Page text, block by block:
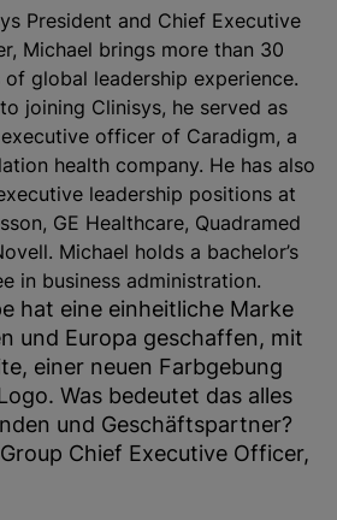
President and Chief Executive
Michael brings more than 30
of global leadership experience.
joining Clinisys, he served as
officer of Caradigm, a
health company. He has also
leadership positions at
GE Healthcare, Quadramed
Michael holds a bachelor’s
in business administration.
hat eine einheitliche Marke
und Europa geschaffen, mit
einer neuen Farbgebung
Was bedeutet das alles
und Geschäftspartner?
Chief Executive Officer,